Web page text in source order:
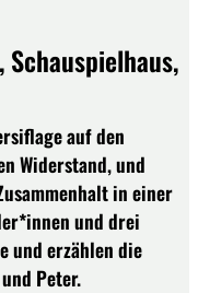
auf den
Widerstand, und
in einer
und drei
und erzählen die
Peter.